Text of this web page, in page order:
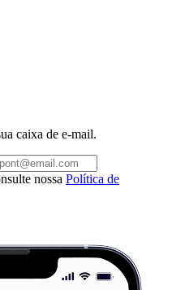
caixa de e-mail.
nossa Política de